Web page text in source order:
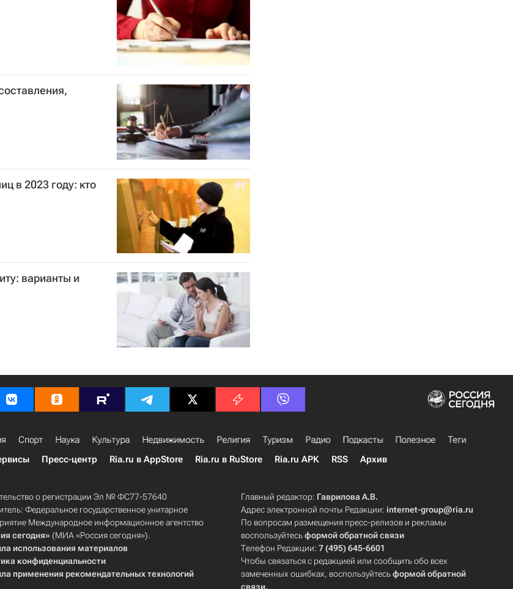
в 2023 году: кто
варианты и
Спорт Наука Культура Недвижимость Религия Туризм Радио Подкасты Полезное
Теги
Пресс-центр Ria.ru в AppStore Ria.ru в RuStore Ria.ru APK RSS Архив
о регистрации Эл № ФС77-57640
Федеральное государственное унитарное
Международное информационное агентство
сегодня» (МИА «Россия сегодня»).
использования материалов
конфиденциальности
применения рекомендательных технологий
Главный редактор: Гаврилова А.В.
Адрес электронной почты Редакции:internet-group@ria.ru
По вопросам размещения пресс-релизов и рекламы
воспользуйтесьформой обратной связи
Телефон Редакции:7 (495) 645-6601
Чтобы связаться с редакцией или сообщить обо всех
замеченных ошибках, воспользуйтесьформой обратной
связи.